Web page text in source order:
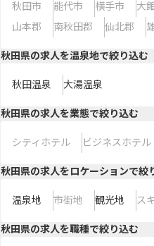
秋田市 能代市 横手市 大
山本郡
南秋田郡 仙北郡
秋田県の求人を温泉地で絞り込む
秋田温泉 大湯温泉
秋田県の求人を業態で絞り込む
シティホテル ビジネスホテル
秋田県の求人をロケーションで絞
温泉地 市街地 観光地 ス
秋田県の求人を職種で絞り込む